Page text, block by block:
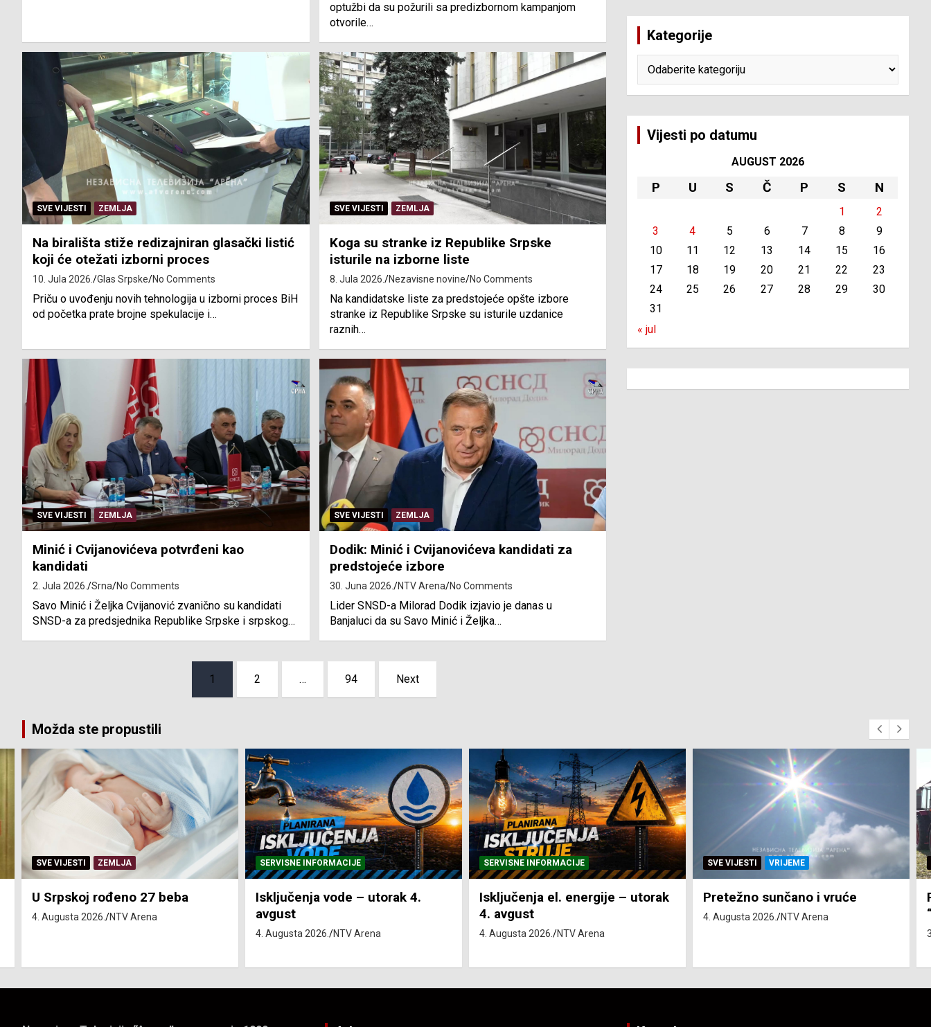
optužbi da su požurili sa predizbornom kampanjom
otvorile…
SVE VIJESTI ZEMLJA
Na birališta stiže redizajniran glasački listić
koji će otežati izborni proces
10. Jula 2026. Glas Srpske No Comments
Priču o uvođenju novih tehnologija u izborni proces BiH
od početka prate brojne spekulacije i…
SVE VIJESTI ZEMLJA
Koga su stranke iz Republike Srpske
isturile na izborne liste
8. Jula 2026. Nezavisne novine No Comments
Na kandidatske liste za predstojeće opšte izbore
stranke iz Republike Srpske su isturile uzdanice
raznih…
SVE VIJESTI ZEMLJA
Minić i Cvijanovićeva potvrđeni kao
kandidati
2. Jula 2026. Srna No Comments
Savo Minić i Željka Cvijanović zvanično su kandidati
SNSD-a za predsjednika Republike Srpske i srpskog…
SVE VIJESTI ZEMLJA
Dodik: Minić i Cvijanovićeva kandidati za
predstojeće izbore
30. Juna 2026. NTV Arena No Comments
Lider SNSD-a Milorad Dodik izjavio je danas u
Banjaluci da su Savo Minić i Željka…
1 2 … 94 Next
Kategorije
Vijesti po datumu
AUGUST 2026
P U S Č P S N
1
2
3
4 5 6 7 8
9
10
11 12 13 14 15
16
17
18 19 20 21 22
23
24
25 26 27 28 29
30
31
« jul
Možda ste propustili
SERVISNE INFORMACIJE
Isključenja vode – utorak 4.
avgust
SERVISNE INFORMACIJE
Isključenja el. energije – utorak
4. avgust
4. Augusta 2026. NTV Arena
SVE VIJESTI VRIJEME
Pretežno sunčano i vruće
4. Augusta 2026.
SVE VIJESTI ZEMLJA
Pravo na subvenciju za traktor
“Belarus” ostvarila 84 korisnika